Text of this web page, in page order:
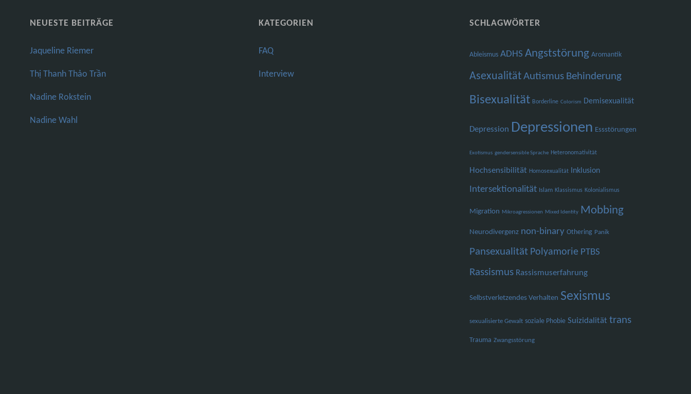
NEUESTE BEITRÄGE
Jaqueline Riemer
Thị Thanh Thảo Trần
Nadine Rokstein
Nadine Wahl
KATEGORIEN
FAQ
Interview
SCHLAGWÖRTER
Ableismus ADHS Angststörung Aromantik
Asexualität Autismus Behinderung
Bisexualität Borderline Colorism Demisexualität
Depression Depressionen Essstörungen
Exotismus gendersensible Sprache Heteronomativität
Hochsensibilität Homosexualität Inklusion
Intersektionalität Islam Klassismus Kolonialismus
Migration Mikroagressionen Mixed Identity Mobbing
Neurodivergenz non-binary Othering Panik
Pansexualität Polyamorie PTBS
Rassismus Rassismuserfahrung
Selbstverletzendes Verhalten Sexismus
sexualisierte Gewalt soziale Phobie Suizidalität trans
Trauma Zwangsstörung